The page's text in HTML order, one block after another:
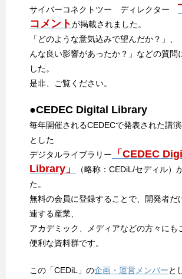
サイバーコネクトツー ディレクター
コメントが掲載されました。
「どのような意気込みで望んだか？」、
んな良い影響があったか？」などの質問
した。
是非、ご覧ください。
●CEDEC Digital Library
毎年開催されるCEDECで発表された講
とした
デジタルライブラリー
「CEDEC
Library」
（略称：CEDiL/セディル）
た。
無料の会員に登録することで、開発者だ
連する産業、
アカデミック、メディアなどの方々にも
便利な資料群です。
この「CEDiL」の企画・運営メンバーと